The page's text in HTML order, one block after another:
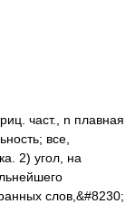
част., n плавная
все,
2) угол, на
слов,&#8230;